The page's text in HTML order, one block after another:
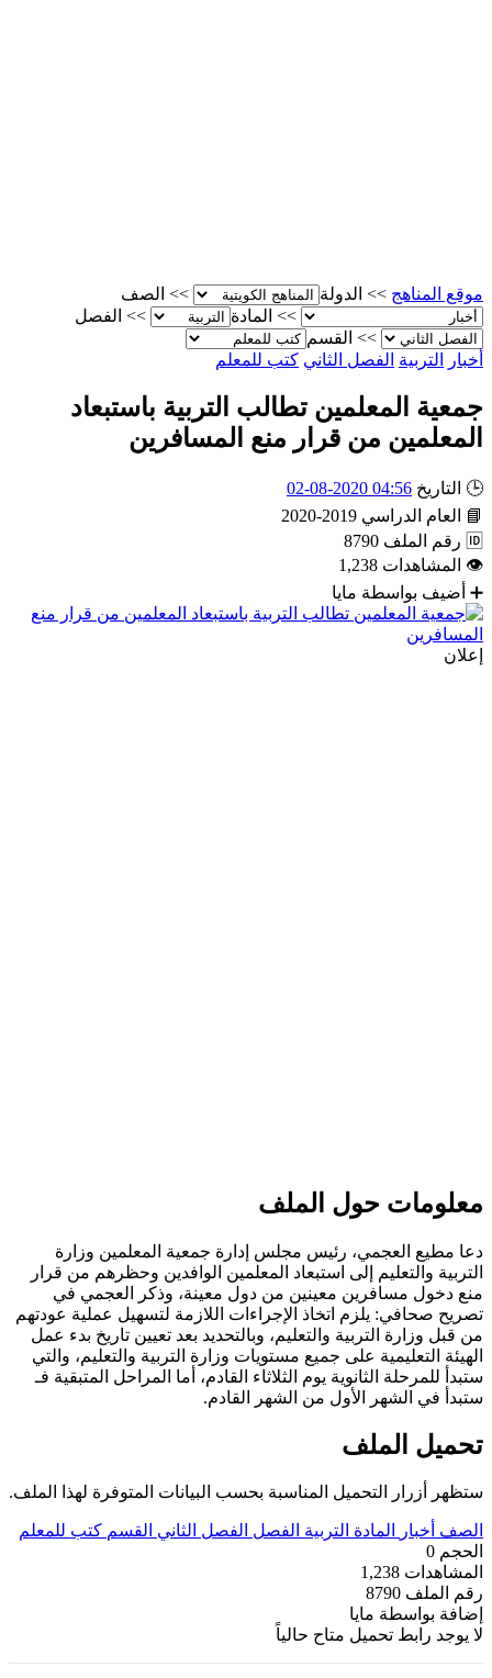
موقع المناهج >> الدولة >>
الصف
>>
المادة >>
الفصل
>>
القسم
أخبار
التربية الفصل الثاني كتب للمعلم
جمعية المعلمين تطالب التربية باستبعاد
المعلمين من قرار منع المسافرين
🕒 التاريخ 04:56 2020-08-02
📘
العام الدراسي 2019-2020
🆔 رقم الملف 8790
👁
المشاهدات 1,238
➕
أضيف بواسطة مايا
إعلان
معلومات حول الملف
دعا مطيع العجمي، رئيس مجلس إدارة جمعية المعلمين وزارة
التربية والتعليم إلى استبعاد المعلمين الوافدين وحظرهم من قرار
منع دخول مسافرين معينين من دول معينة، وذكر العجمي في
تصريح صحافي: يلزم اتخاذ الإجراءات اللازمة لتسهيل عملية عودتهم
من قبل وزارة التربية والتعليم، وبالتحديد بعد تعيين تاريخ بدء عمل
الهيئة التعليمية على جميع مستويات وزارة التربية والتعليم، والتي
ستبدأ للمرحلة الثانوية يوم الثلاثاء القادم، أما المراحل المتبقية فـ
ستبدأ في الشهر الأول من الشهر القادم.
تحميل الملف
ستظهر أزرار التحميل المناسبة بحسب البيانات المتوفرة لهذا الملف.
الصف أخبار المادة التربية الفصل الفصل الثاني القسم كتب للمعلم
الحجم 0
المشاهدات 1,238
رقم الملف 8790
إضافة بواسطة مايا
لا يوجد رابط تحميل متاح حالياً